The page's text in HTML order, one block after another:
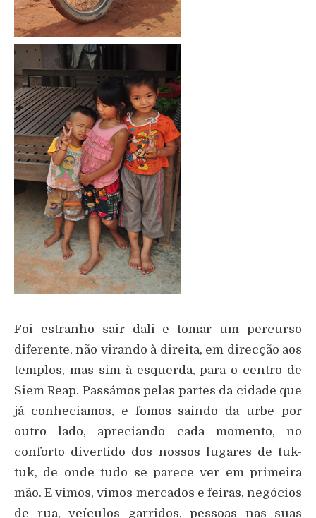
Foi estranho sair dali e tomar um percurso
diferente, não virando à direita, em direcção aos
templos, mas sim à esquerda, para o centro de
Siem Reap. Passámos pelas partes da cidade que
já conheciamos, e fomos saindo da urbe por
outro lado, apreciando cada momento, no
conforto divertido dos nossos lugares de tuk-
tuk, de onde tudo se parece ver em primeira
mão. E vimos, vimos mercados e feiras, negócios
de rua, veículos garridos, pessoas nas suas